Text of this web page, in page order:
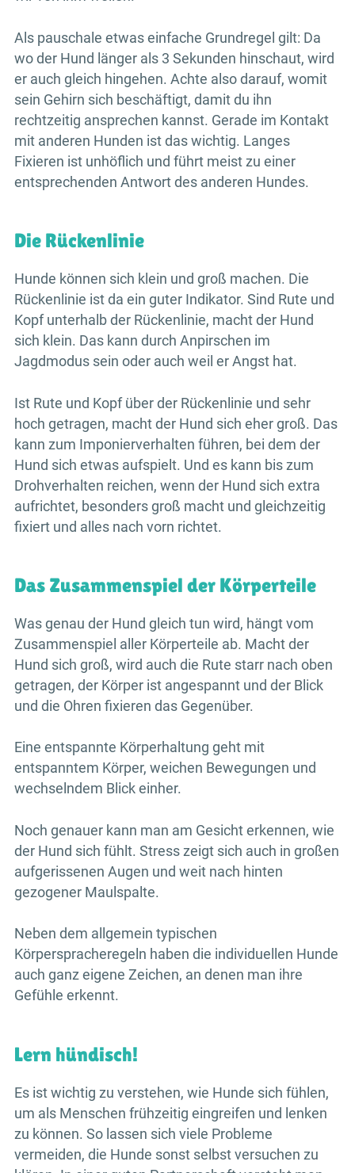
Als pauschale etwas einfache Grundregel gilt: Da
wo der Hund länger als 3 Sekunden hinschaut, wird
er auch gleich hingehen. Achte also darauf, womit
sein Gehirn sich beschäftigt, damit du ihn
rechtzeitig ansprechen kannst. Gerade im Kontakt
mit anderen Hunden ist das wichtig. Langes
Fixieren ist unhöflich und führt meist zu einer
entsprechenden Antwort des anderen Hundes.
Die Rückenlinie
Hunde können sich klein und groß machen. Die
Rückenlinie ist da ein guter Indikator. Sind Rute und
Kopf unterhalb der Rückenlinie, macht der Hund
sich klein. Das kann durch Anpirschen im
Jagdmodus sein oder auch weil er Angst hat.
Ist Rute und Kopf über der Rückenlinie und sehr
hoch getragen, macht der Hund sich eher groß. Das
kann zum Imponierverhalten führen, bei dem der
Hund sich etwas aufspielt. Und es kann bis zum
Drohverhalten reichen, wenn der Hund sich extra
aufrichtet, besonders groß macht und gleichzeitig
fixiert und alles nach vorn richtet.
Das Zusammenspiel der Körperteile
Was genau der Hund gleich tun wird, hängt vom
Zusammenspiel aller Körperteile ab. Macht der
Hund sich groß, wird auch die Rute starr nach oben
getragen, der Körper ist angespannt und der Blick
und die Ohren fixieren das Gegenüber.
Eine entspannte Körperhaltung geht mit
entspanntem Körper, weichen Bewegungen und
wechselndem Blick einher.
Noch genauer kann man am Gesicht erkennen, wie
der Hund sich fühlt. Stress zeigt sich auch in großen
aufgerissenen Augen und weit nach hinten
gezogener Maulspalte.
Neben dem allgemein typischen
Körperspracheregeln haben die individuellen Hunde
auch ganz eigene Zeichen, an denen man ihre
Gefühle erkennt.
Lern hündisch!
Es ist wichtig zu verstehen, wie Hunde sich fühlen,
um als Menschen frühzeitig eingreifen und lenken
zu können. So lassen sich viele Probleme
vermeiden, die Hunde sonst selbst versuchen zu